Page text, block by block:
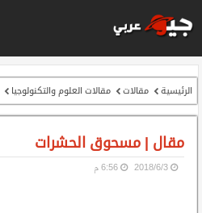
الرئيسية مقالات مقالات العلوم والتكنولوجيا
مقال | مسحوق الحشرات
3‏/6‏/2018 6:56 م